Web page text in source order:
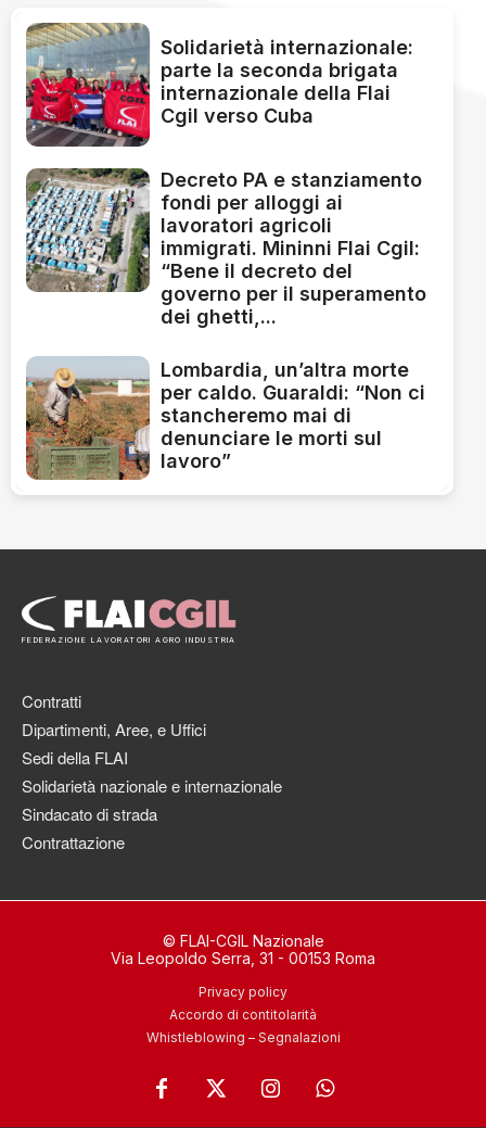
Solidarietà internazionale:
parte la seconda brigata
internazionale della Flai
Cgil verso Cuba
Decreto PA e stanziamento
fondi per alloggi ai
lavoratori agricoli
immigrati. Mininni Flai Cgil:
“Bene il decreto del
governo per il superamento
dei ghetti,...
Lombardia, un’altra morte
per caldo. Guaraldi: “Non ci
stancheremo mai di
denunciare le morti sul
lavoro”
FEDERAZIONE LAVORATORI AGRO INDUSTRIA
Contratti
Dipartimenti, Aree, e Uffici
Sedi della FLAI
Solidarietà nazionale e internazionale
Sindacato di strada
Contrattazione
© FLAI-CGIL Nazionale
Via Leopoldo Serra, 31 - 00153 Roma
Privacy policy
Accordo di contitolarità
Whistleblowing – Segnalazioni